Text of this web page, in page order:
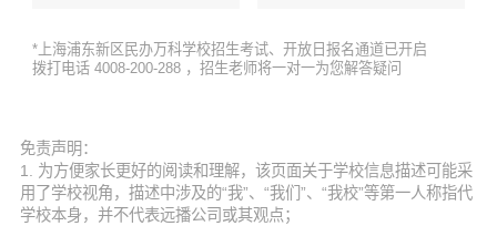
*上海浦东新区民办万科学校招生考试、开放日报名通道已开启
拨打电话 4008-200-288 ，招生老师将一对一为您解答疑问
免责声明：
1. 为方便家长更好的阅读和理解，该页面关于学校信息描述可能采
用了学校视角，描述中涉及的“我”、“我们”、“我校”等第一人称指代
学校本身，并不代表远播公司或其观点；